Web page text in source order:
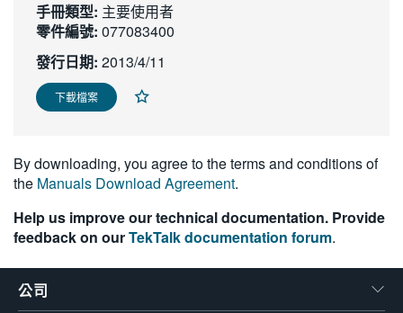
手冊類型: 主要使用者
零件編號: 077083400
發行日期: 2013/4/11
下載檔案
By downloading, you agree to the terms and conditions of
the Manuals Download Agreement.
Help us improve our technical documentation. Provide
feedback on ourTekTalk documentation forum.
公司